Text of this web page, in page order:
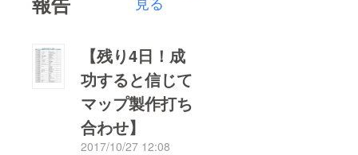
【残り4日！成
功すると信じて
マップ製作打ち
合わせ】
2017/10/27 12:08